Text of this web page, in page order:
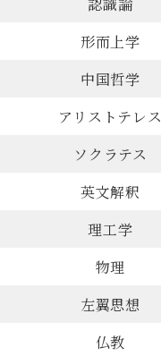
形而上学
中国哲学
アリストテレス
ソクラテス
英文解釈
理工学
物理
左翼思想
仏教